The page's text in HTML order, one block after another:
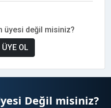
üyesi değil misiniz?
OL
Değil misiniz?